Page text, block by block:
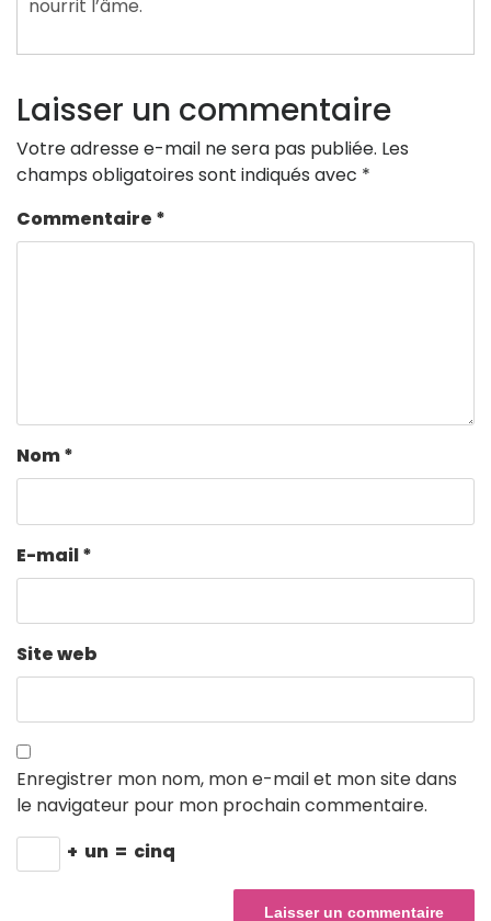
nourrit l’âme.
Laisser un commentaire
Votre adresse e-mail ne sera pas publiée. Les
champs obligatoires sont indiqués avec *
Commentaire *
Nom*
E-mail*
Site web
Enregistrer mon nom, mon e-mail et mon site dans
le navigateur pour mon prochain commentaire.
+ un = cinq